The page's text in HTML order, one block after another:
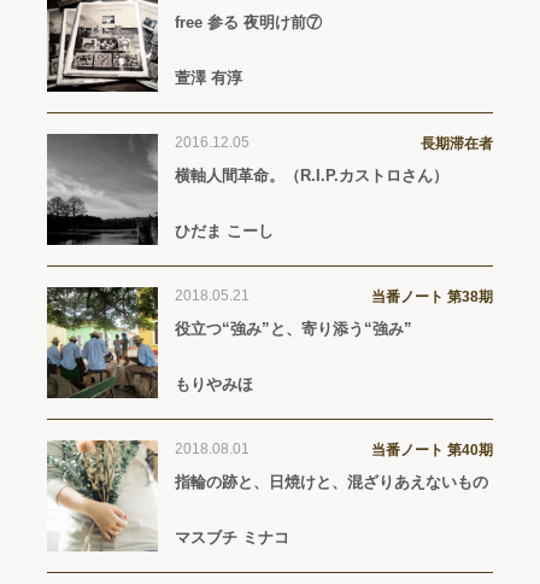
free 参る 夜明け前⑦
萱澤 有淳
2016.12.05 長期滞在者
横軸人間革命。（R.I.P.カストロさん）
ひだま こーし
2018.05.21 当番ノート 第38期
役立つ“強み”と、寄り添う“強み”
もりやみほ
2018.08.01 当番ノート 第40期
指輪の跡と、日焼けと、混ざりあえないもの
マスブチ ミナコ